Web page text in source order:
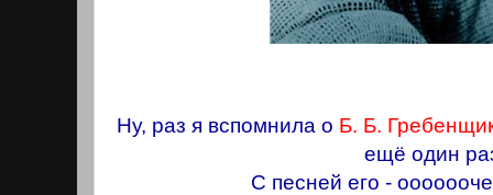
Ну, раз я вспомнила о Б. Б.
ещё один
С песней его -